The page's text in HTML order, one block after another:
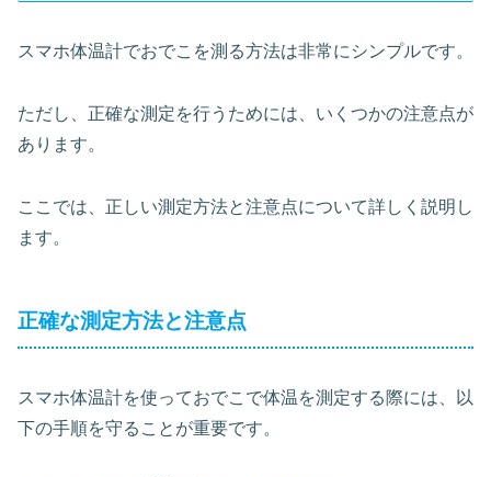
スマホ体温計でおでこを測る方法は非常にシンプルです。
ただし、正確な測定を行うためには、いくつかの注意点が
あります。
ここでは、正しい測定方法と注意点について詳しく説明し
ます。
正確な測定方法と注意点
スマホ体温計を使っておでこで体温を測定する際には、以
下の手順を守ることが重要です。